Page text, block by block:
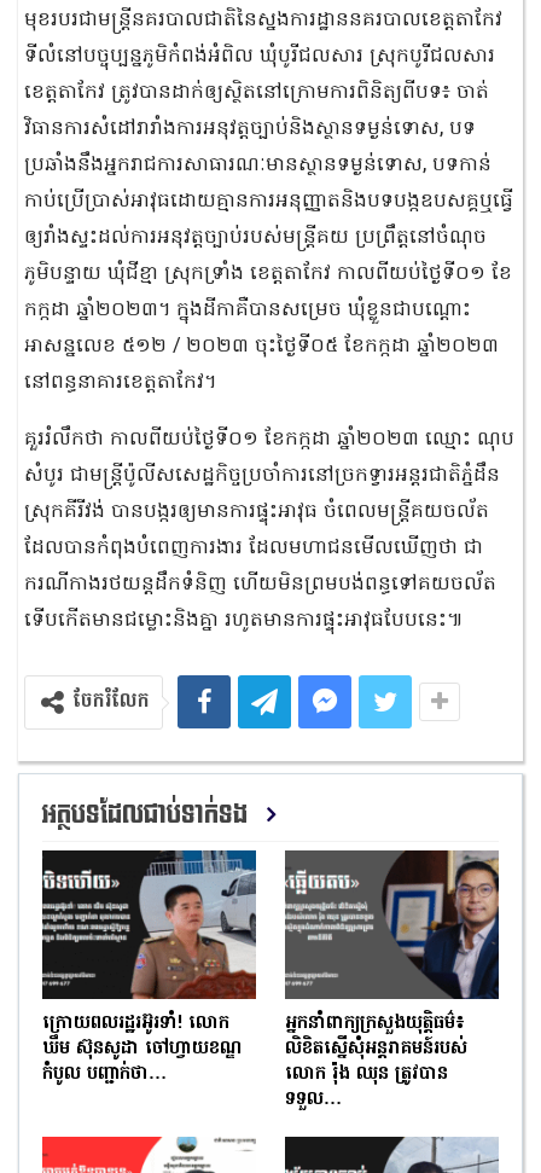
មុខរបរជាមន្ត្រីនគរបាលជាតិនៃស្នងការដ្ឋាននគរបាលខេត្តតាកែវ
ទីលំនៅបច្ចុប្បន្នភូមិកំពង់អំពិល ឃុំបូរីជលសារ ស្រុកបូរីជលសារ
ខេត្តតាកែវ ត្រូវបានដាក់ឲ្យស្ថិតនៅក្រោមការពិនិត្យពីបទ៖ ចាត់
វិធានការសំដៅរារាំងការអនុវត្តច្បាប់និងស្ថានទម្ងន់ទោស, បទ
ប្រឆាំងនឹងអ្នករាជការសាធារណៈមានស្ថានទម្ងន់ទោស, បទកាន់
កាប់ប្រើប្រាស់អាវុធដោយគ្មានការអនុញ្ញាតនិងបទបង្កឧបសគ្គឬធ្វើ
ឲ្យរាំងស្ទះដល់ការអនុវត្តច្បាប់របស់មន្ត្រីគយ ប្រព្រឹត្តនៅចំណុច
ភូមិបន្ទាយ ឃុំជីខ្មា ស្រុកទ្រាំង ខេត្តតាកែវ កាលពីយប់ថ្ងៃទី០១ ខែ
កក្កដា ឆ្នាំ២០២៣។ ក្នុងដីកាគឺបានសម្រេច ឃុំខ្លួនជាបណ្តោះ
អាសន្នលេខ ៥១២ / ២០២៣ ចុះថ្ងៃទី០៥ ខែកក្កដា ឆ្នាំ២០២៣
នៅពន្ធនាគារខេត្តតាកែវ។
គួររំលឹកថា កាលពីយប់ថ្ងៃទី០១ ខែកក្កដា ឆ្នាំ២០២៣ ឈ្មោះ ណុប
សំបូរ ជាមន្ត្រីប៉ូលីសសេដ្ឋកិច្ចប្រចាំការនៅច្រកទ្វារអន្តរជាតិភ្នំដឹន
ស្រុកគីរីវង់ បានបង្ករឲ្យមានការផ្ទុះអាវុធ ចំពេលមន្ត្រីគយចល័ត
ដែលបានកំពុងបំពេញការងារ ដែលមហាជនមើលឃើញថា ជា
ករណីកាងរថយន្តដឹកទំនិញ ហើយមិនព្រមបង់ពន្ធទៅគយចល័ត
ទើបកើតមានជម្លោះនិងគ្នា រហូតមានការផ្ទុះអាវុធបែបនេះ៕
ចែករំលែក
អត្ថបទដែលជាប់ទាក់ទង
ក្រោយពលរដ្ឋរអ៊ូរទាំ! លោក
ឃឹម ស៊ុនសូដា ចៅហ្វាយខណ្ឌ
កំបូល បញ្ជាក់ថា…
អ្នកនាំពាក្យក្រសួងយុត្តិធម៌៖
លិខិតស្នើសុំអន្តរាគមន៍របស់
លោក រ៉ុង ឈុន ត្រូវបាន
ទទួល…